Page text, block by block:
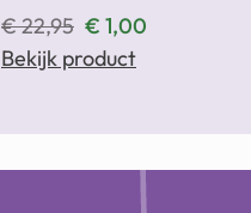
€22,95 € 1,00
Bekijk product